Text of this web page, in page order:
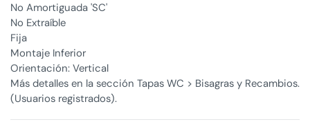
No Amortiguada 'SC'
No Extraíble
Fija
Montaje Inferior
Orientación: Vertical
Más detalles en la sección Tapas WC > Bisagras y Recambios.
(Usuarios registrados).